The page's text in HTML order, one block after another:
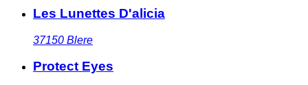
Les Lunettes D'alicia
37150 Blere
Protect Eyes